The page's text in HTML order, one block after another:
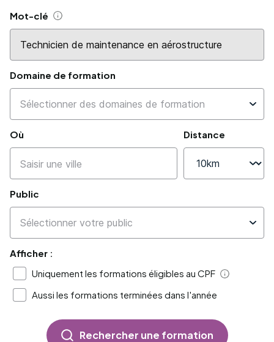
Mot-clé Aide
Domaine de formation
Où Distance
Public
Afficher :
Uniquement les formations éligibles au CPF
Aide
Aussi les formations terminées dans l'année
Rechercher une formation